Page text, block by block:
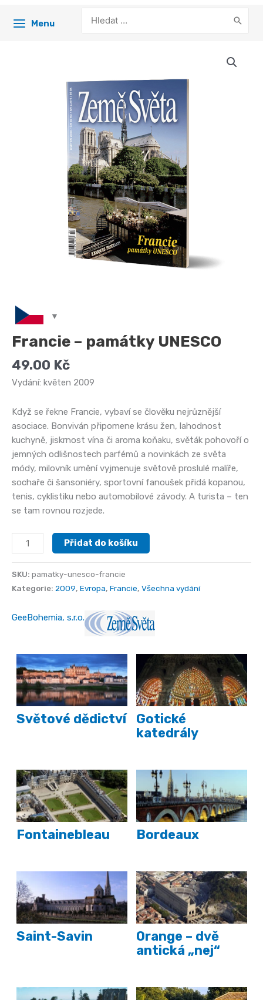
Menu
for:
Francie – památky UNESCO
49.00 Kč
Vydání: květen 2009
Když se řekne Francie, vybaví se člověku nejrůznější
asociace. Bonviván připomene krásu žen, lahodnost
kuchyně, jiskrnost vína či aroma koňaku, světák pohovoří o
jemných odlišnostech parfémů a novinkách ze světa
módy, milovník umění vyjmenuje světově proslulé malíře,
sochaře či šansoniéry, sportovní fanoušek přidá kopanou,
tenis, cyklistiku nebo automobilové závody. A turista – ten
se tam rovnou rozjede.
Francie
-
UNESCO
množství
Přidat do košíku
SKU: pamatky-unesco-francie
Kategorie: 2009, Evropa, Francie, Všechna vydání
GeeBohemia, s.r.o.
Světové dědictví
Gotické
katedrály
Fontainebleau Bordeaux
Saint-Savin
Orange – dvě
antická „nej“